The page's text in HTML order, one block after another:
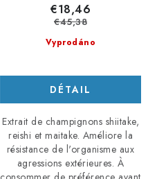
Vyprodáno
€18,46
€45,38
DÉTAIL
Extrait de champignons shiitake,
reishi et maitake. Améliore la
résistance de l'organisme aux
agressions extérieures. À